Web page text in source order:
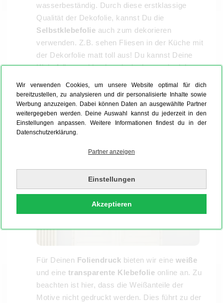
Wir verwenden Cookies, um unsere Website optimal für dich
bereitzustellen, zu analysieren und dir personalisierte Inhalte sowie
Werbung anzuzeigen. Dabei können Daten an ausgewählte Partner
weitergegeben werden. Deine Auswahl kannst du jederzeit in den
Einstellungen anpassen. Weitere Informationen findest du in der
Datenschutzerklärung.
Partner anzeigen
Einstellungen
Akzeptieren
wasserbeständig. Durch diese erstklassige
Qualität der Dekofolie, kannst Du die
Selbstklebefolie auch zum dekorieren
verwenden. Z.B. sehen Fliesen in der Küche mit
der Dekorfolie matt toll aus! Du kannst Deine
Klebefolien problemlos abwischen und reinigen.
Optionen beim Foliendruck: Transparente
und weiße Klebefolie
Für Deinen Foliendruck bieten wir eine weiße
und eine transparente Klebefolie online an. Zu
beachten ist hier, dass die Weißanteile der
Motive nicht gedruckt werden. Dies führt zu der